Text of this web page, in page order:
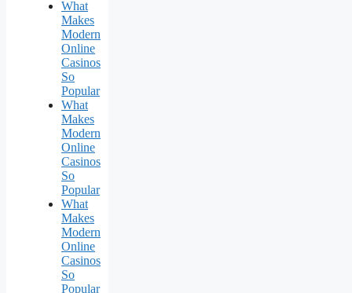
What
Makes
Modern
Online
Casinos
So
Popular
What
Makes
Modern
Online
Casinos
So
Popular
What
Makes
Modern
Online
Casinos
So
Popular